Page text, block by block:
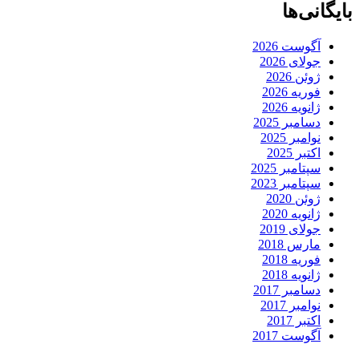
بایگانی‌ها
آگوست 2026
جولای 2026
ژوئن 2026
فوریه 2026
ژانویه 2026
دسامبر 2025
نوامبر 2025
اکتبر 2025
سپتامبر 2025
سپتامبر 2023
ژوئن 2020
ژانویه 2020
جولای 2019
مارس 2018
فوریه 2018
ژانویه 2018
دسامبر 2017
نوامبر 2017
اکتبر 2017
آگوست 2017